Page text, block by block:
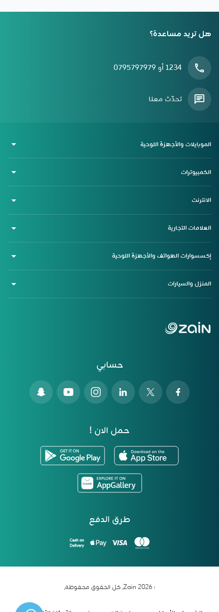
هل تريد مساعدة؟
1234 أو 0795797979
تحدّث معنا
حسابي
حمل الان !
طرق الدفع
الموبايلات والأجهزة اللوحية
الكمبيوترات
الانترنت
العلامات التجارية
إكسسوارات الهواتف والأجهزة اللوحية
المنزل والسيارات
؛ 2026 Zain. كل الحقوق محفوظة.